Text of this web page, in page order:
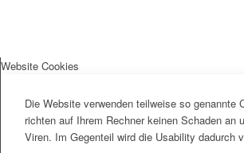
Website Cookies
Die Website verwenden teilweise so genannte
richten auf Ihrem Rechner keinen Schaden an
Viren. Im Gegenteil wird die Usability dadurch